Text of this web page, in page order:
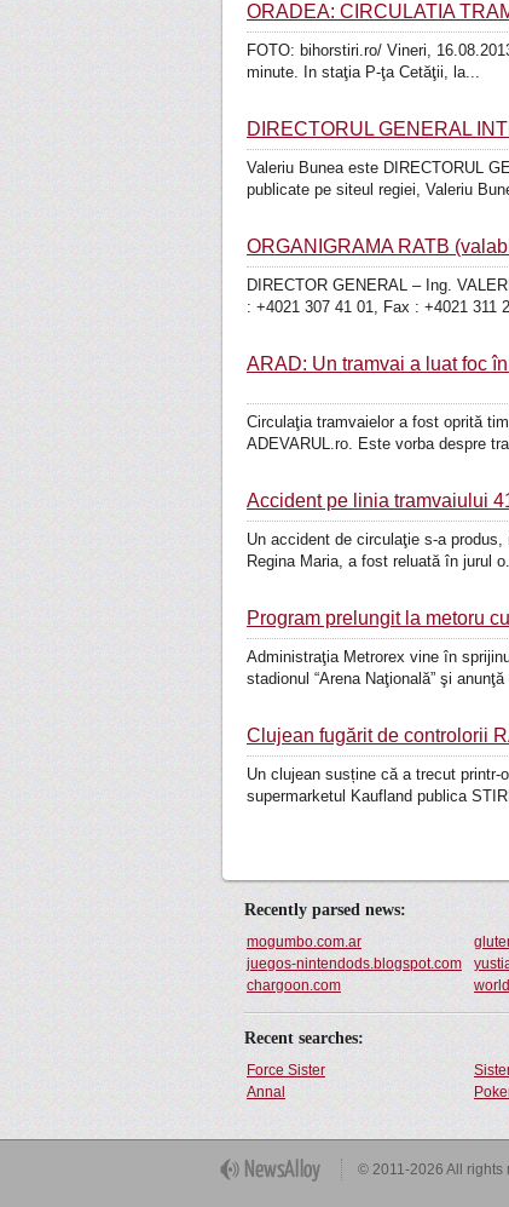
ORADEA: CIRCULATIA
FOTO: bihorstiri.ro/ Vineri,
minute. In staţia P-ţa Cetăţii, la...
DIRECTORUL GENERAL
Valeriu Bunea este DIRECTORUL
publicate pe siteul regiei, Valeriu
ORGANIGRAMA RATB
DIRECTOR GENERAL – Ing.
: +4021 307 41 01, Fax : +4021 311
ARAD: Un tramvai a luat foc
Circulaţia tramvaielor a fost oprită
ADEVARUL.ro. Este vorba despre
Accident pe linia tramvaiului
Un accident de circulaţie s-a
Regina Maria, a fost reluată în jurul
Program prelungit la metoru
Administraţia Metrorex vine în
stadionul “Arena Naţională” şi
Clujean fugărit de controlorii
Un clujean susține că a trecut
supermarketul Kaufland publica
Recently parsed news:
mogumbo.com.ar
juegos-nintendods.blogspot.com
chargoon.com
Recent searches:
Force Sister
Annal
© 2011-2026 All rights